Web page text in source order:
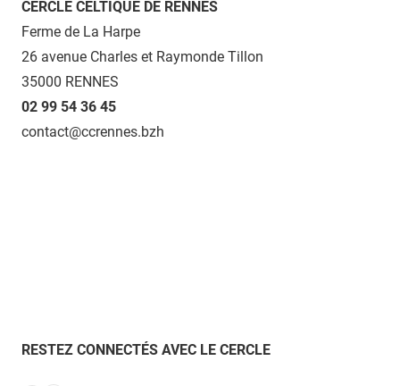
CERCLE CELTIQUE DE RENNES
Ferme de La Harpe
26 avenue Charles et Raymonde Tillon
35000 RENNES
02 99 54 36 45
contact@ccrennes.bzh
RESTEZ CONNECTÉS AVEC LE CERCLE